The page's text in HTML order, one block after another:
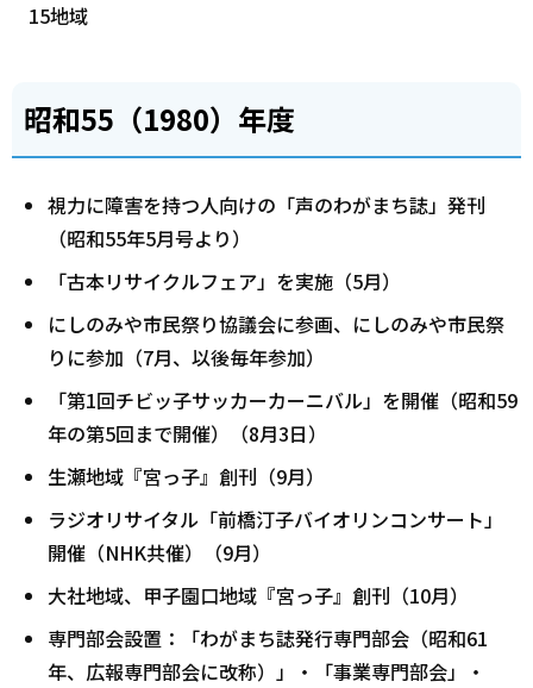
15地域
昭和55（1980）年度
視力に障害を持つ人向けの「声のわがまち誌」発刊
（昭和55年5月号より）
「古本リサイクルフェア」を実施（5月）
にしのみや市民祭り協議会に参画、にしのみや市民祭
りに参加（7月、以後毎年参加）
「第1回チビッ子サッカーカーニバル」を開催（昭和59
年の第5回まで開催）（8月3日）
生瀬地域『宮っ子』創刊（9月）
ラジオリサイタル「前橋汀子バイオリンコンサート」
開催（NHK共催）（9月）
大社地域、甲子園口地域『宮っ子』創刊（10月）
専門部会設置：「わがまち誌発行専門部会（昭和61
年、広報専門部会に改称）」・「事業専門部会」・